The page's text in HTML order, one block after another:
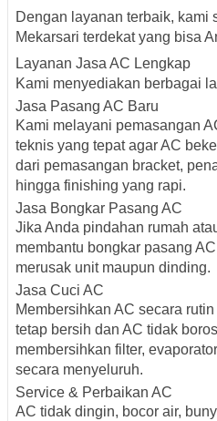
Dengan layanan terbaik, kami
Mekarsari terdekatyang bisa
Layanan Jasa AC Lengkap
Kami menyediakan berbagai
Jasa Pasang AC Baru
Kami melayani pemasangan
teknis yang tepat agar AC
dari pemasangan bracket,
hingga finishing yang rapi.
Jasa Bongkar Pasang AC
Jika Anda pindahan rumah
membantu bongkar pasang
merusak unit maupun dinding.
Jasa Cuci AC
Membersihkan AC secara
tetap bersih dan AC tidak
membersihkan filter,
secara menyeluruh.
Service & Perbaikan AC
AC tidak dingin, bocor air,